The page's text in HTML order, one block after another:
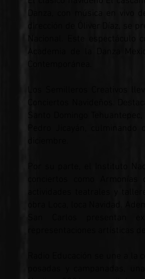
Danza, con música en vivo
dirección de Óliver Díaz, se
Nacional. Este
Academia de la Danza
Los Semilleros Creativos
Conciertos Navideños.
Santo Domingo
Pedro Jicayán,
Por su parte, el Instituto
conciertos como
actividades teatrales y
obra Loca, loca Navidad.
San Carlos presentan
Radio Educación se une a la